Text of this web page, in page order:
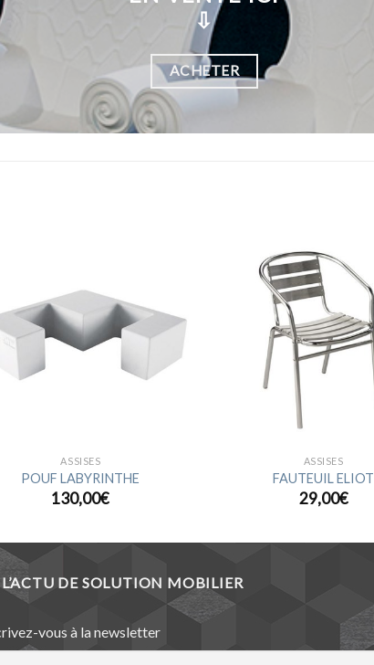
⇩
ACHETER
ASSISES
POUF LABYRINTHE
130,00€
ASSISES
FAUTEUIL ELIOT
29,00€
DE SOLUTION MOBILIER
vous à la newsletter